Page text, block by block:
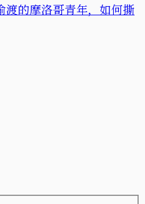
渡的摩洛哥青年，如何撕